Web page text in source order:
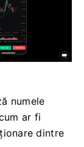
numele
ar fi
dintre